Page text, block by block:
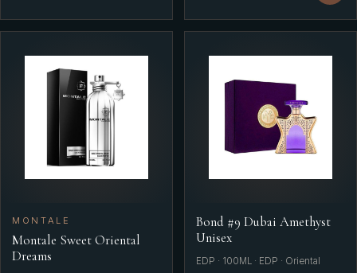
MONTALE
Montale Sweet Oriental
Dreams
Bond #9 Dubai Amethyst
Unisex
EDP · 100ML · EDP · Oriental